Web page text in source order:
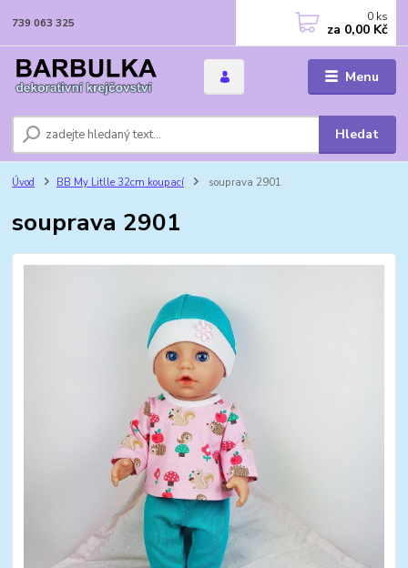
Menu
Hledat
739 063 325 0 ks
za 0,00 Kč
Úvod BB My Litlle 32cm koupací souprava 2901
souprava 2901